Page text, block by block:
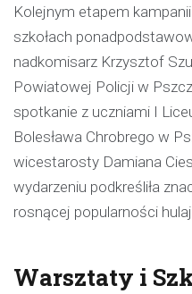
Kolejnym etapem
szkołach
nadkomisarz Krzysztof
Powiatowej Policji w
spotkanie z uczniami I
Bolesława Chrobrego w
wicestarosty Damiana
wydarzeniu podkreśliła
rosnącej popularności
Warsztaty i